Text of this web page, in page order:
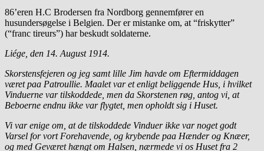
86’eren H.C Brodersen fra Nordborg gennemfører en
husundersøgelse i Belgien. Der er mistanke om, at “friskytter”
(“franc tireurs”) har beskudt soldaterne.
Liége, den 14. August 1914.
Skorstensfejeren og jeg samt lille Jim havde om Eftermiddagen
været paa Patroullie. Maalet var et enligt beliggende Hus, i hvilket
Vinduerne var tilskoddede, men da Skorstenen røg, antog vi, at
Beboerne endnu ikke var flygtet, men opholdt sig i Huset.
Vi var enige om, at de tilskoddede Vinduer ikke var noget godt
Varsel for vort Forehavende, og krybende paa Hænder og Knæer,
og med Geværet hængt om Halsen, nærmede vi os Huset fra 2